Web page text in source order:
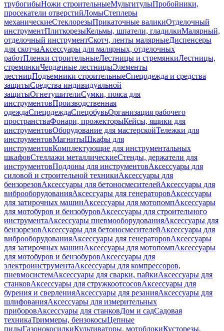
трубогибыНожи строительныеМультитулыПробойники,
просекатели отверстийЛомыСтеплеры
механическиеСтеклорезыПрикаточные валикиОтделочный
инструментПлиткорезыКельмы, шпатели, гладилкиМалярный,
отделочный инструментСкотч, ленты малярныеДиспенсеры
для скотчаАксессуары для малярных, отделочных
работПленки строительныеЛестницы и стремянкиЛестницы,
стремянкиЧердачные лестницыЭлементы
лестницПодъемники строительныеСпецодежда и средства
защитыСредства индивидуальной
защитыОгнетушителиСумки, пояса для
инструментовПроизводственная
одеждаСпецодеждаСпецобувьОрганизация рабочего
пространстваФонари, прожекторыКейсы, ящики для
инструментовОборудование для мастерскойТележки для
инструментовМагнитыШкафы для
инструментовКомплектующие для инструментальных
шкафовСтеллажи металлическиеСтенды, держатели для
инструментовПоддоны для инструментовАксессуары для
силовой и строительной техникиАксессуары для
бензорезовАксессуары для бетоносмесителейАксессуары для
виброоборудованияАксессуары для генераторовАксессуары
для затирочных машинАксессуары для мотопомпАксессуары
для мотобуров и бензобуровАксессуары для строительного
инструментаАксессуары пневмооборудованияАксессуары для
бензорезовАксессуары для бетоносмесителейАксессуары для
виброоборудованияАксессуары для генераторовАксессуары
для затирочных машинАксессуары для мотопомпАксессуары
для мотобуров и бензобуровАксессуары для
электроинструментаАксессуары для компрессоров,
пневмосистемАксессуары для сварки, пайкиАксессуары для
станковАксессуары для стружкоотсосовАксессуары для
бурения и сверленияАксессуары для резанияАксессуары для
шлифованияАксессуары для измерительных
приборовАксессуары для станковДом и садСадовая
техникаТриммеры, бензокосыЦепные
пилыГазонокосилкиКультиваторы, мотоблокиКусторезы,